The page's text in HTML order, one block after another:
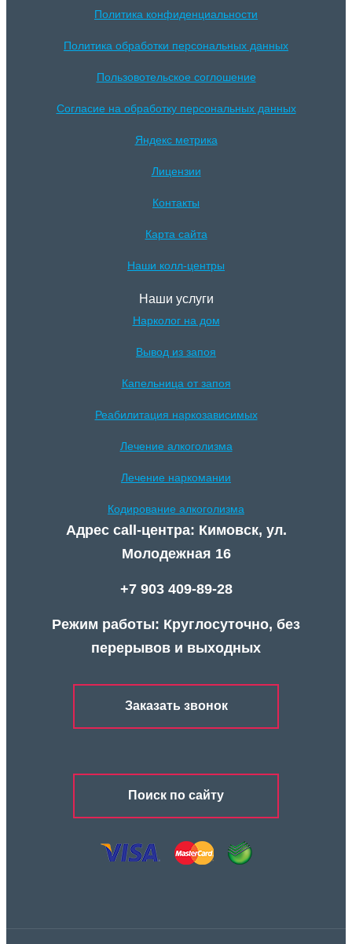
Политика конфиденциальности
Политика обработки персональных данных
Пользовотельское соглошение
Согласие на обработку персональных данных
Яндекс метрика
Лицензии
Контакты
Карта сайта
Наши колл-центры
Наши услуги
Нарколог на дом
Вывод из запоя
Капельница от запоя
Реабилитация наркозависимых
Лечение алкоголизма
Лечение наркомании
Кодирование алкоголизма
Адрес call-центра: Кимовск, ул.
Молодежная 16
+7 903 409-89-28
Режим работы: Круглосуточно, без
перерывов и выходных
Заказать звонок
Поиск по сайту